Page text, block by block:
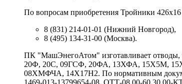
По вопросам приобретения Тройники
8 (831) 214-01-01 (Нижний Новгород),
8 (495) 134-31-00 (Москва).
ПК "МашЭнегоАтом" изготавливает
20Ф, 20С, 09ГСФ, 20ФА, 13ХФА, 15Х5М,
08ХМФЧА, 14Х17Н2. По нормативным
1469-013-13799654-08, ОТТ-08.00-